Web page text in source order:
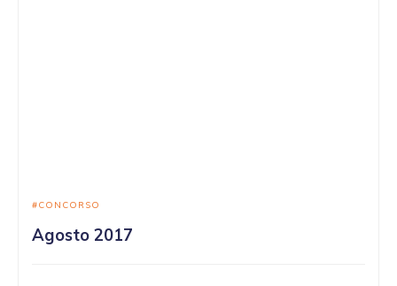
CONCORSO
Agosto 2017